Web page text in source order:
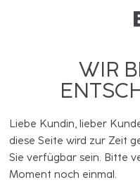
WIR
Liebe Kundin, lieber
diese Seite wird zur Zeit
Sie verfügbar sein. Bitte
Moment noch einmal.